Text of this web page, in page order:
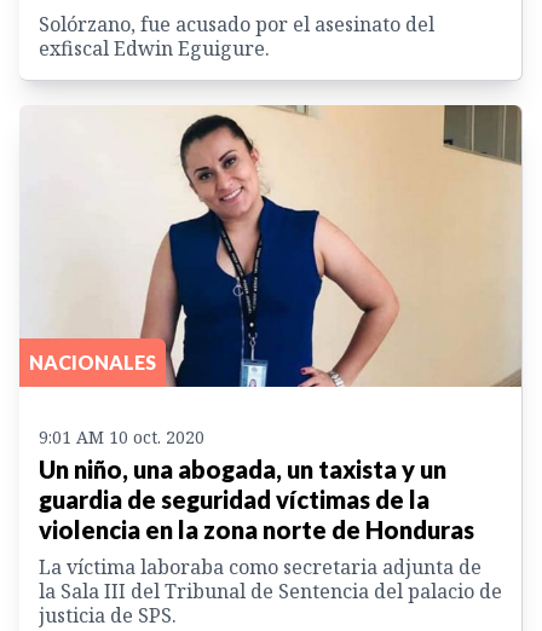
Solórzano, fue acusado por el asesinato del
exfiscal Edwin Eguigure.
NACIONALES
9:01 AM 10 oct. 2020
Un niño, una abogada, un taxista y un
guardia de seguridad víctimas de la
violencia en la zona norte de Honduras
La víctima laboraba como secretaria adjunta de
la Sala III del Tribunal de Sentencia del palacio de
justicia de SPS.